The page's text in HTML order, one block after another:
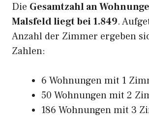
Die Gesamtzahl an
Malsfeld liegt bei 1.849.
Anzahl der Zimmer ergeben
Zahlen:
6 Wohnungen mit 1
50 Wohnungen mit 2
186 Wohnungen mit 3